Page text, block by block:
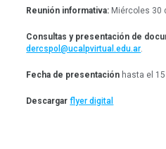
Reunión informativa: Miércoles 30
Consultas y presentación de
dercspol@ucalpvirtual.edu.ar
Fecha de presentación hasta el
Descargar flyer digital